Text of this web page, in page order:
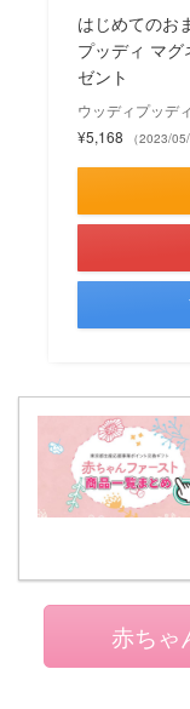
はじめてのお
プッディ マ
ゼント
ウッディプッデ
¥5,168
（2023/
赤ちゃ